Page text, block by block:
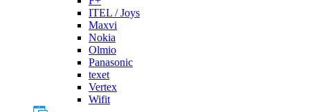
ITEL / Joys
Maxvi
Nokia
Olmio
Panasonic
texet
Vertex
Wifit